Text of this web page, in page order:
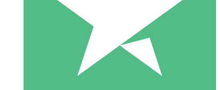
10 00